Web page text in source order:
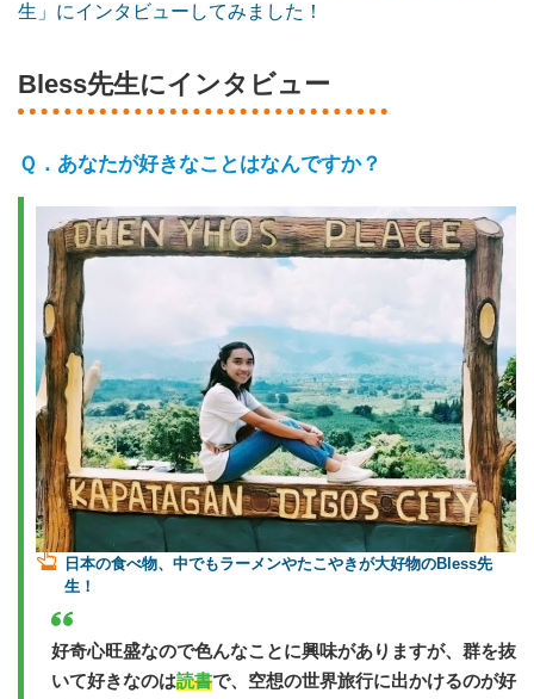
生」にインタビューしてみました！
Bless先生にインタビュー
あなたが好きなことはなんですか？
日本の食べ物、中でもラーメンやたこやきが大好物のBless先
生！
好奇心旺盛なので色んなことに興味がありますが、群を抜
いて好きなのは読書で、空想の世界旅行に出かけるのが好